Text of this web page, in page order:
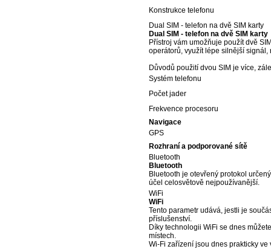
Konstrukce telefonu
Dual SIM - telefon na dvě SIM karty
Dual SIM - telefon na dvě SIM karty
Přístroj vám umožňuje použít dvě
operátorů, využít lépe silnější
Důvodů použití dvou SIM je více,
Systém telefonu
Počet jader
Frekvence procesoru
Navigace
GPS
Rozhraní a podporované sítě
Bluetooth
Bluetooth
Bluetooth je otevřený protokol
účel celosvětově nejpoužívanější.
WiFi
WiFi
Tento parametr udává, jestli je
příslušenství.
Díky technologii WiFi se dnes
místech.
Wi-Fi zařízení jsou dnes prakticky